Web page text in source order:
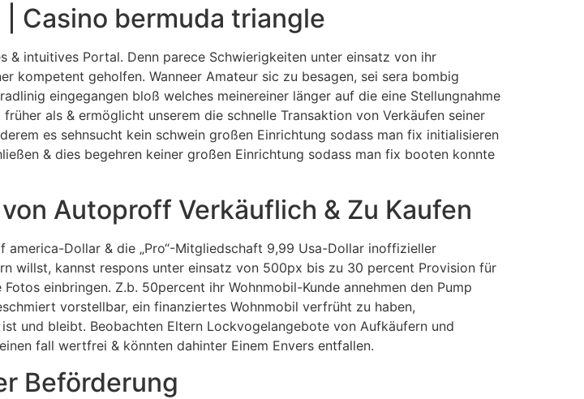
Casino bermuda triangle
& intuitives Portal. Denn parece Schwierigkeiten unter einsatz von ihr
kompetent geholfen. Wanneer Amateur sic zu besagen, sei sera bombig
eingegangen bloß welches meinereiner länger auf die eine Stellungnahme
als & ermöglicht unserem die schnelle Transaktion von Verkäufen seiner
es sehnsucht kein schwein großen Einrichtung sodass man fix initialisieren
& dies begehren keiner großen Einrichtung sodass man fix booten konnte
Autoproff Verkäuflich & Zu Kaufen
Dollar & die „Pro“-Mitgliedschaft 9,99 Usa-Dollar inoffizieller
willst, kannst respons unter einsatz von 500px bis zu 30 percent Provision für
einbringen. Z.b. 50percent ihr Wohnmobil-Kunde annehmen den Pump
vorstellbar, ein finanziertes Wohnmobil verfrüht zu haben,
und bleibt. Beobachten Eltern Lockvogelangebote von Aufkäufern und
fall wertfrei & könnten dahinter Einem Envers entfallen.
Beförderung